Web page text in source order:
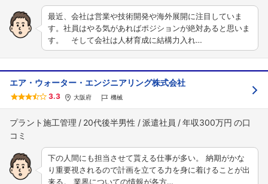
最近、会社は営業や技術開発や海外展開に注目していま
す。社員はやる気があればポジションが絶対あると思いま
す。 そして会社は人材育成に結構力入れ…
エア・ウォーター・エンジニアリング株式会社
3.3 大阪府 機械
プラント施工管理 20代後半男性 派遣社員 年収300万円
下の人間にも担当させて貰える仕事が多い。 納期がかな
り重要視されるので計画を立てる力を身に着けることが出
来る。 業界についての情報が各方…